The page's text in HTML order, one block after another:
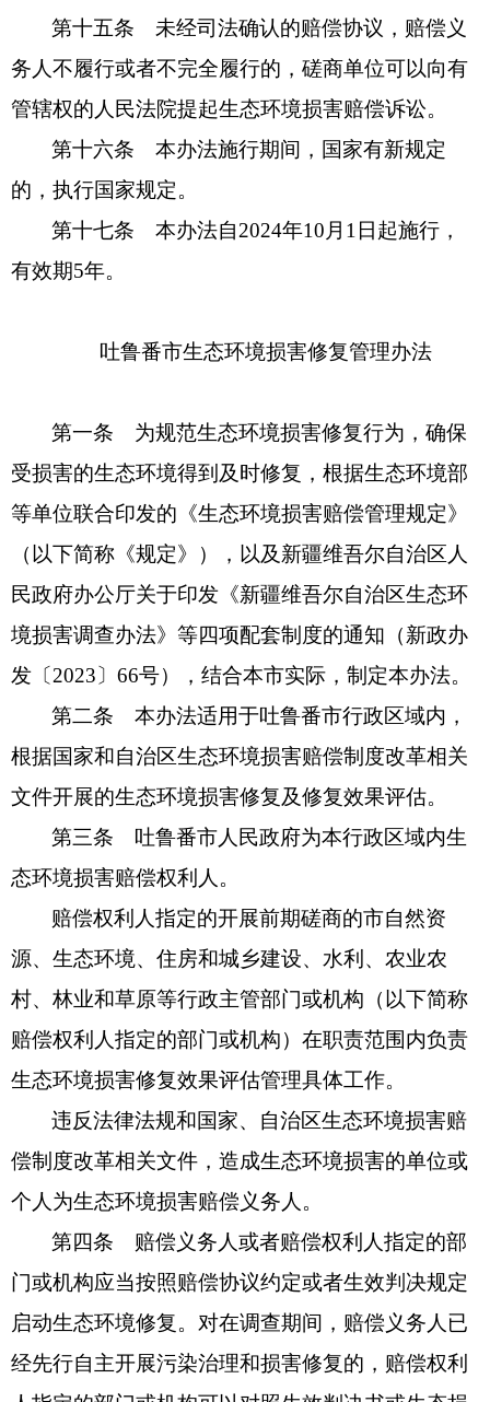
第十五条 未经司法确认的赔偿协议，赔偿义
务人不履行或者不完全履行的，磋商单位可以向有
管辖权的人民法院提起生态环境损害赔偿诉讼。
第十六条 本办法施行期间，国家有新规定
的，执行国家规定。
第十七条 本办法自2024年10月1日起施行，
有效期5年。
吐鲁番市生态环境损害修复管理办法
第一条 为规范生态环境损害修复行为，确保
受损害的生态环境得到及时修复，根据生态环境部
等单位联合印发的《生态环境损害赔偿管理规定》
（以下简称《规定》），以及新疆维吾尔自治区人
民政府办公厅关于印发《新疆维吾尔自治区生态环
境损害调查办法》等四项配套制度的通知（新政办
发〔2023〕66号），结合本市实际，制定本办法。
第二条 本办法适用于吐鲁番市行政区域内，
根据国家和自治区生态环境损害赔偿制度改革相关
文件开展的生态环境损害修复及修复效果评估。
第三条 吐鲁番市人民政府为本行政区域内生
态环境损害赔偿权利人。
赔偿权利人指定的开展前期磋商的市自然资
源、生态环境、住房和城乡建设、水利、农业农
村、林业和草原等行政主管部门或机构（以下简称
赔偿权利人指定的部门或机构）在职责范围内负责
生态环境损害修复效果评估管理具体工作。
违反法律法规和国家、自治区生态环境损害赔
偿制度改革相关文件，造成生态环境损害的单位或
个人为生态环境损害赔偿义务人。
第四条 赔偿义务人或者赔偿权利人指定的部
门或机构应当按照赔偿协议约定或者生效判决规定
启动生态环境修复。对在调查期间，赔偿义务人已
经先行自主开展污染治理和损害修复的，赔偿权利